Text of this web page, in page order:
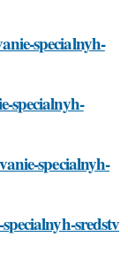
specialnyh-
specialnyh-
specialnyh-
sredstv